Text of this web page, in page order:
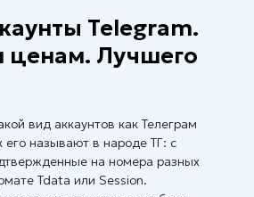
Telegram.
ценам. Лучшего
вид аккаунтов как Телеграм
его называют в народе ТГ: с
на номера разных
Tdata или Session.